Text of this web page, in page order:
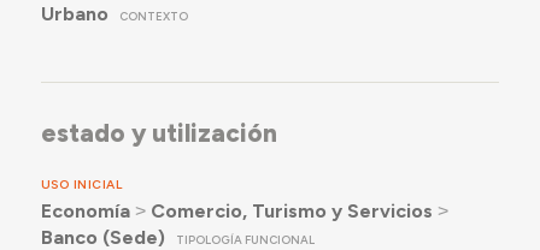
Urbano CONTEXTO
estado y utilización
USO INICIAL
Economía˃ Comercio, Turismo y Servicios ˃
Banco (Sede)
TIPOLOGÍA FUNCIONAL